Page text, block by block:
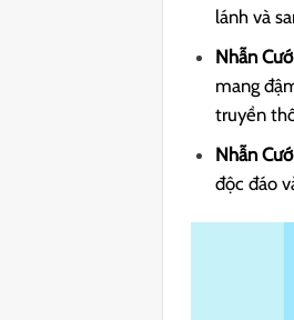
lánh và
Nhẫn
mang
truyền
Nhẫn
độc đáo